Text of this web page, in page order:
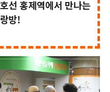
선 홍제역에서 만나는
방!